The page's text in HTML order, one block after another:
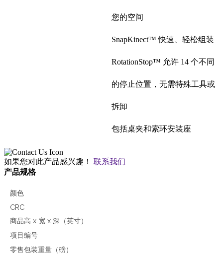
您的空间
SnapKinect™ 快速、轻松组装
RotationStop™ 允许 14 个不同
的停止位置，无需特殊工具或
拆卸
包括桌夹和索环安装座
如果您对此产品感兴趣！ 联系我们
产品规格
颜色
CRC
商品高 x 宽 x 深（英寸）
项目编号
零售包装重量（磅）